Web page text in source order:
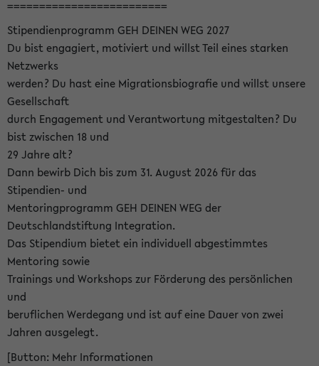
=========================
Stipendienprogramm GEH DEINEN WEG 2027
Du bist engagiert, motiviert und willst Teil eines starken
Netzwerks
werden? Du hast eine Migrationsbiografie und willst unsere
Gesellschaft
durch Engagement und Verantwortung mitgestalten? Du
bist zwischen 18 und
29 Jahre alt?
Dann bewirb Dich bis zum 31. August 2026 für das
Stipendien- und
Mentoringprogramm GEH DEINEN WEG der
Deutschlandstiftung Integration.
Das Stipendium bietet ein individuell abgestimmtes
Mentoring sowie
Trainings und Workshops zur Förderung des persönlichen
und
beruflichen Werdegang und ist auf eine Dauer von zwei
Jahren ausgelegt.
[Button: Mehr Informationen